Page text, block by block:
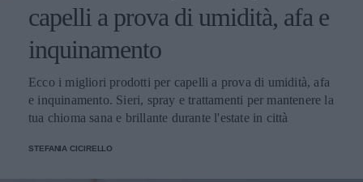
capelli a prova di umidità, afa e
inquinamento
Ecco i migliori prodotti per capelli a prova di umidità, afa
e inquinamento. Sieri, spray e trattamenti per mantenere la
tua chioma sana e brillante durante l'estate in città
STEFANIA CICIRELLO